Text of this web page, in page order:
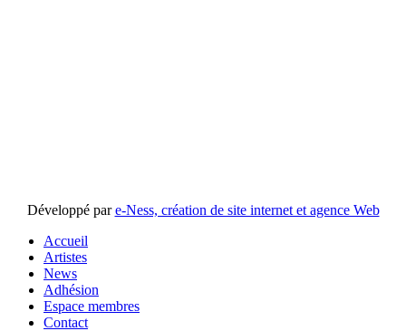
Développé pare-Ness, création de site internet et agence Web
Accueil
Artistes
News
Adhésion
Espace membres
Contact